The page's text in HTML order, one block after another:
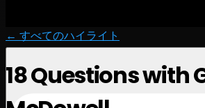
← すべてのハイライト
18 Questions with